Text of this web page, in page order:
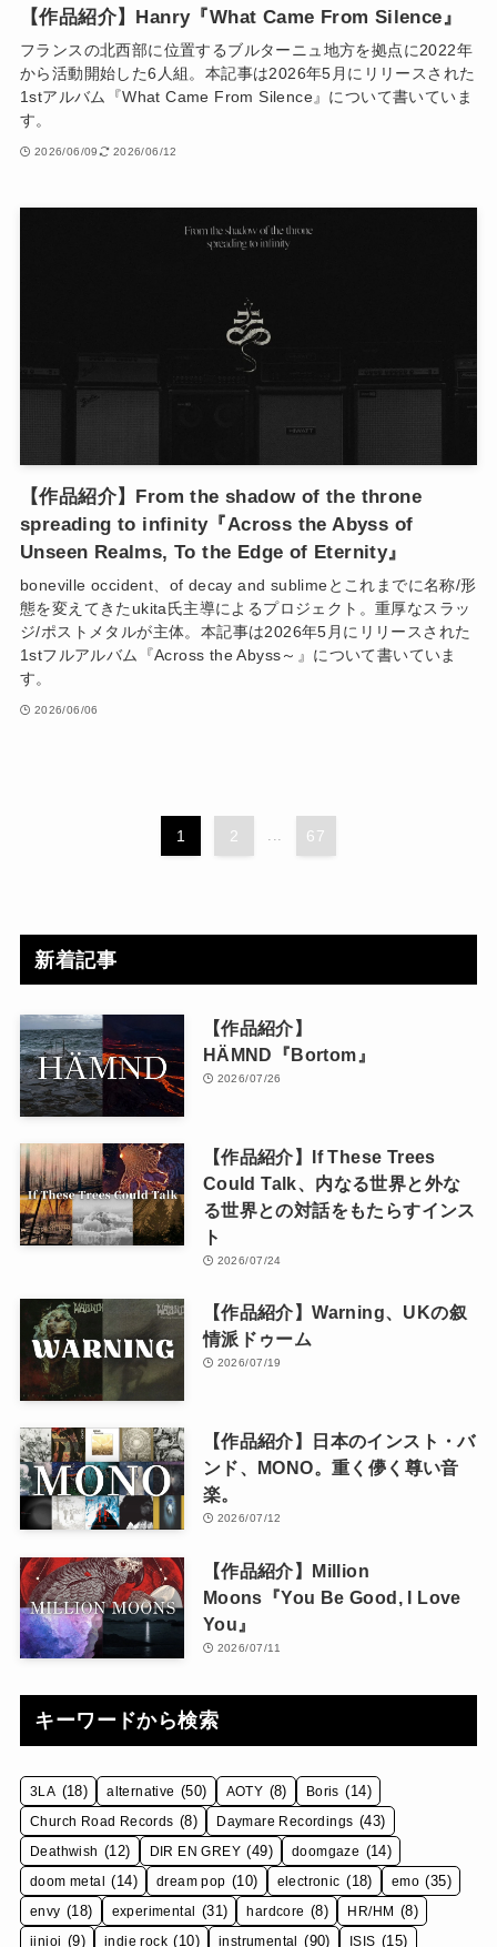
【作品紹介】Hanry『What Came From Silence』
フランスの北西部に位置するブルターニュ地方を拠点に2022年
から活動開始した6人組。本記事は2026年5月にリリースされた
1stアルバム『What Came From Silence』について書いていま
す。
2026/06/09 2026/06/12
【作品紹介】From the shadow of the throne
spreading to infinity『Across the Abyss of
Unseen Realms, To the Edge of Eternity』
boneville occident、of decay and sublimeとこれまでに名称/形
態を変えてきたukita氏主導によるプロジェクト。重厚なスラッ
ジ/ポストメタルが主体。本記事は2026年5月にリリースされた
1stフルアルバム『Across the Abyss～』について書いていま
す。
2026/06/06
1 2 ... 67
新着記事
【作品紹介】
HÄMND『Bortom』
2026/07/26
【作品紹介】If These Trees
Could Talk、内なる世界と外な
る世界との対話をもたらすインス
ト
2026/07/24
【作品紹介】Warning、UKの叙
情派ドゥーム
2026/07/19
【作品紹介】日本のインスト・バ
ンド、MONO。重く儚く尊い音
楽。
2026/07/12
【作品紹介】Million
Moons『You Be Good, I Love
You』
2026/07/11
キーワードから検索
3LA (18) alternative (50) AOTY (8) Boris (14)
Church Road Records (8) Daymare Recordings (43)
Deathwish (12) DIR EN GREY (49) doomgaze (14)
doom metal (14) dream pop (10) electronic (18) emo (35)
envy (18) experimental (31) hardcore (8) HR/HM (8)
iinioi (9) indie rock (10) instrumental (90) ISIS (15)